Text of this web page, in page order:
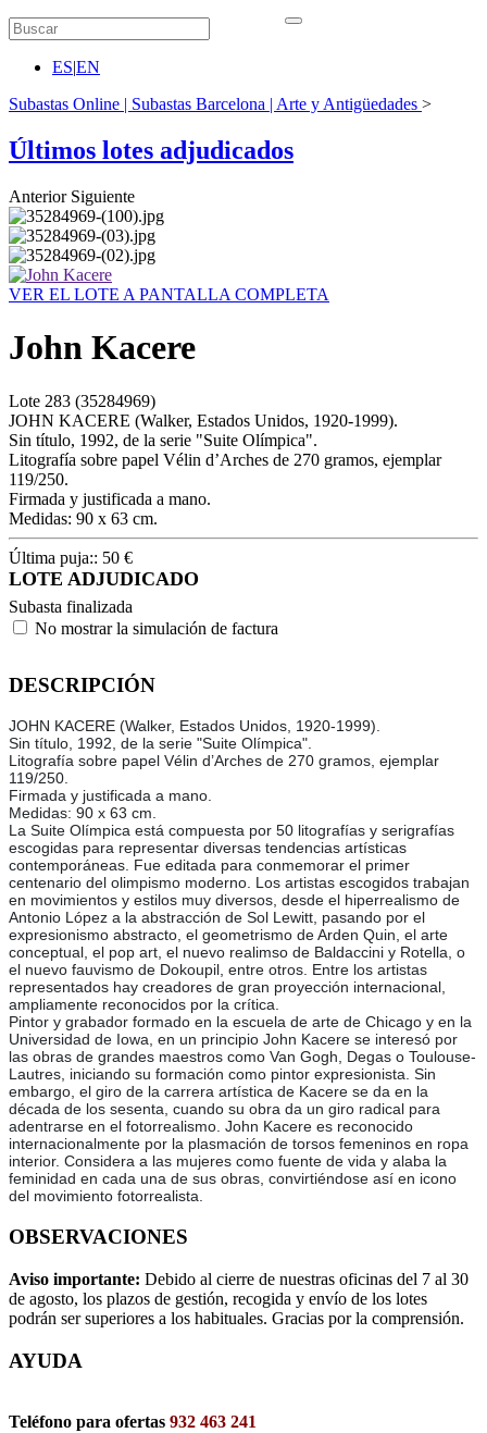
ES|EN
Subastas Online | Subastas Barcelona | Arte y Antigüedades >
Últimos lotes adjudicados
Anterior Siguiente
VER EL LOTE A PANTALLA COMPLETA
John Kacere
Lote 283 (35284969)
JOHN KACERE (Walker, Estados Unidos, 1920-1999).
Sin título, 1992, de la serie "Suite Olímpica".
Litografía sobre papel Vélin d’Arches de 270 gramos, ejemplar
119/250.
Firmada y justificada a mano.
Medidas: 90 x 63 cm.
Última puja:: 50 €
LOTE ADJUDICADO
Subasta finalizada
No mostrar la simulación de factura
DESCRIPCIÓN
JOHN KACERE (Walker, Estados Unidos, 1920-1999).
Sin título, 1992, de la serie "Suite Olímpica".
Litografía sobre papel Vélin d’Arches de 270 gramos, ejemplar
119/250.
Firmada y justificada a mano.
Medidas: 90 x 63 cm.
La Suite Olímpica está compuesta por 50 litografías y serigrafías
escogidas para representar diversas tendencias artísticas
contemporáneas. Fue editada para conmemorar el primer
centenario del olimpismo moderno. Los artistas escogidos trabajan
en movimientos y estilos muy diversos, desde el hiperrealismo de
Antonio López a la abstracción de Sol Lewitt, pasando por el
expresionismo abstracto, el geometrismo de Arden Quin, el arte
conceptual, el pop art, el nuevo realimso de Baldaccini y Rotella, o
el nuevo fauvismo de Dokoupil, entre otros. Entre los artistas
representados hay creadores de gran proyección internacional,
ampliamente reconocidos por la crítica.
Pintor y grabador formado en la escuela de arte de Chicago y en la
Universidad de Iowa, en un principio John Kacere se interesó por
las obras de grandes maestros como Van Gogh, Degas o Toulouse-
Lautres, iniciando su formación como pintor expresionista. Sin
embargo, el giro de la carrera artística de Kacere se da en la
década de los sesenta, cuando su obra da un giro radical para
adentrarse en el fotorrealismo. John Kacere es reconocido
internacionalmente por la plasmación de torsos femeninos en ropa
interior. Considera a las mujeres como fuente de vida y alaba la
feminidad en cada una de sus obras, convirtiéndose así en icono
del movimiento fotorrealista.
OBSERVACIONES
Aviso importante: Debido al cierre de nuestras oficinas del 7 al 30
de agosto, los plazos de gestión, recogida y envío de los lotes
podrán ser superiores a los habituales. Gracias por la comprensión.
AYUDA
Teléfono para ofertas 932 463 241